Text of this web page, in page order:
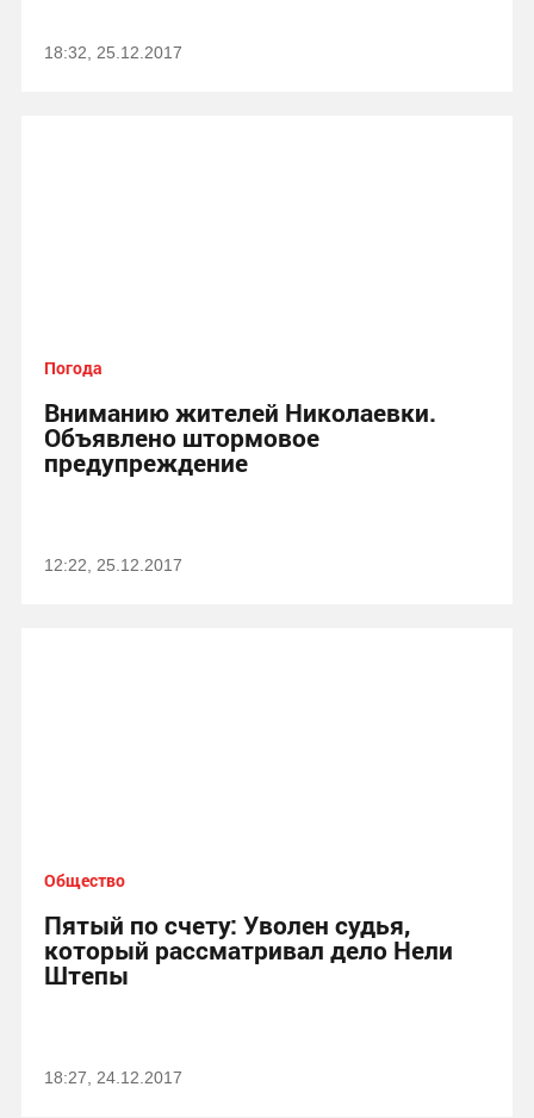
18:32, 25.12.2017
Погода
Вниманию жителей Николаевки.
Объявлено штормовое
предупреждение
12:22, 25.12.2017
Общество
Пятый по счету: Уволен судья,
который рассматривал дело Нели
Штепы
18:27, 24.12.2017